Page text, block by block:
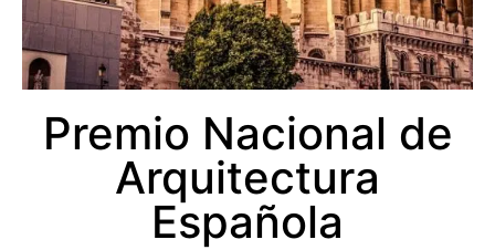
Premio Nacional de
Arquitectura
Española